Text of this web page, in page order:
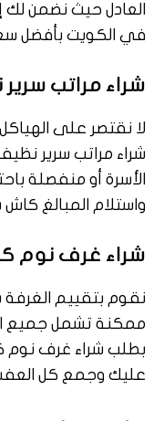
العادل حيث نضمن
في الكويت بأفضل
شراء مراتب
لا نقتصر على
شراء مراتب سرير
الأسرة أو منفصلة
واستلام المبالغ
شراء غرف نوم
نقوم بتقييم
ممكنة تشمل جميع
بطلب شراء غرف نوم
عليك وجمع كل